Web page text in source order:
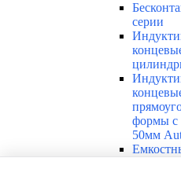
серии
формы с
50мм